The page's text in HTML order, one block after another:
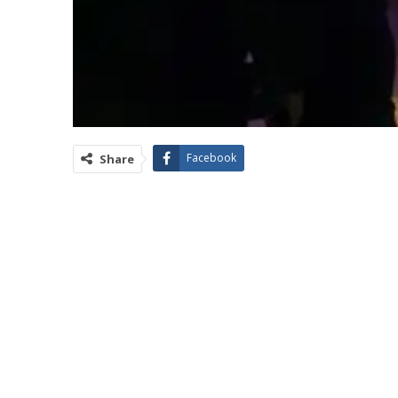
Share Facebook